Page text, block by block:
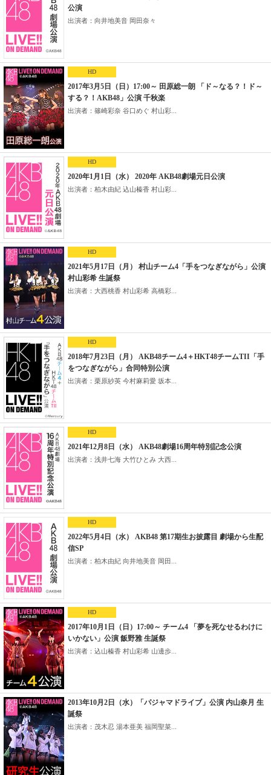
公演
出演者：向井地美音 岡田奈々
HD
2017年3月5日（日）17:00～ 田原総一朗 「ド～なる？！ド～
する？！AKB48」公演 千秋楽
出演者：篠崎彩奈 谷口めぐ 村山彩...
HD
2020年1月1日（水） 2020年 AKB48劇場元日公演
出演者：柏木由紀 込山榛香 村山彩...
HD
2021年5月17日（月） 村山チーム4「手をつなぎながら」公演
村山彩希 生誕祭
出演者：大西桃香 村山彩希 高橋彩...
HD
2018年7月23日（月） AKB48チーム4＋HKT48チームTII「手
をつなぎながら」合同特別公演
出演者：栗原紗英 今村麻莉愛 坂本...
HD
2021年12月8日（水） AKB48劇場16周年特別記念公演
出演者：浅井七海 大竹ひとみ 大西...
HD
2022年5月4日（水） AKB48 第17期生お披露目 劇場から生配
信SP
出演者：柏木由紀 向井地美音 岡田...
HD
2017年10月1日（日）17:00～ チーム4 「夢を死なせるわけに
いかない」公演 飯野雅 生誕祭
出演者：込山榛香 村山彩希 山邊歩...
2013年10月2日（水）「パジャマドライブ」公演 内山奈月 生
誕祭
出演者：茂木忍 湯本亜美 福岡聖菜...